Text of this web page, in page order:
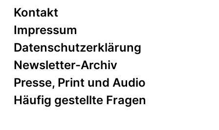
Kontakt
Impressum
Datenschutzerklärung
Newsletter-Archiv
Presse, Print und Audio
Häufig gestellte Fragen